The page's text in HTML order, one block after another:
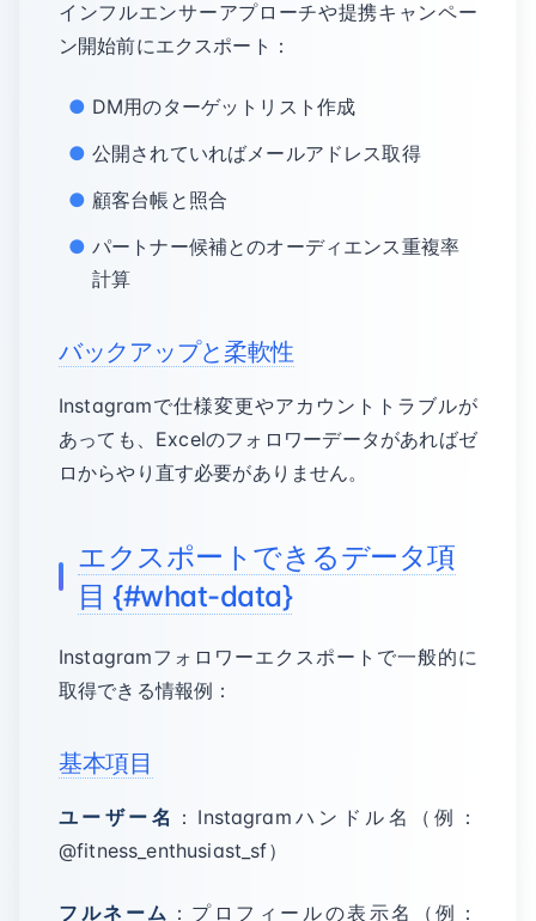
インフルエンサーアプローチや提携キャンペー
ン開始前にエクスポート：
DM用のターゲットリスト作成
公開されていればメールアドレス取得
顧客台帳と照合
パートナー候補とのオーディエンス重複率
計算
バックアップと柔軟性
Instagramで仕様変更やアカウントトラブルが
あっても、Excelのフォロワーデータがあればゼ
ロからやり直す必要がありません。
エクスポートできるデータ項
目 {#what-data}
Instagramフォロワーエクスポートで一般的に
取得できる情報例：
基本項目
ユーザー名 ：Instagramハンドル名（例：
@fitness_enthusiast_sf）
フルネーム ：プロフィールの表示名（例：